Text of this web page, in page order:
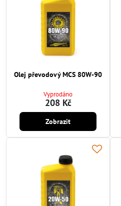
Olej převodový MCS 80W-90
Vyprodáno
208 Kč
Zobrazit